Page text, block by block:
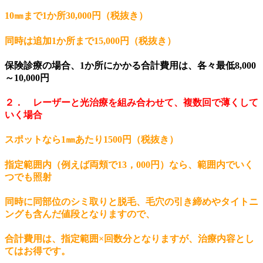
10㎜まで1か所30,000円（税抜き）
同時は追加1か所まで15,000円（税抜き）
保険診療の場合、1か所にかかる合計費用は、各々最低8,000
～10,000円
２． レーザーと光治療を組み合わせて、複数回で薄くして
いく場合
スポットなら1㎜あたり1500円（税抜き）
指定範囲内（例えば両頬で13，000円）なら、範囲内でいく
つでも照射
同時に同部位のシミ取りと脱毛、毛穴の引き締めやタイトニ
ングも含んだ値段となりますので、
合計費用は、指定範囲×回数分となりますが、治療内容とし
てはお得です。